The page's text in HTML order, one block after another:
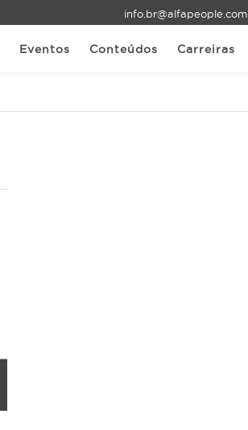
info.br@alfapeople.com
Eventos Conteúdos Carreiras